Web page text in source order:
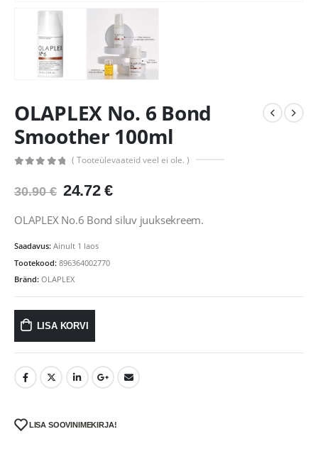
OLAPLEX No. 6 Bond
Smoother 100ml
( Tooteülevaateid veel ei ole. )
30.90€ Algne
oli:
24.72 €Praegune
on:
OLAPLEX No.6 Bond siluv juuksekreem.
Saadavus: Ainult 1 laos
Tootekood: 896364002770
Bränd: OLAPLEX
LISA KORVI
LISA SOOVINIMEKIRJA!